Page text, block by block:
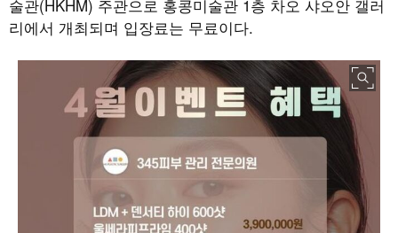
술관(HKHM) 주관으로 홍콩미술관 1층 차오 샤오안 갤러
리에서 개최되며 입장료는 무료이다.